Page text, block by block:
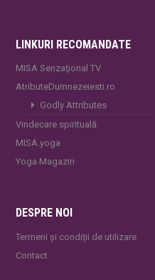
LINKURI RECOMANDATE
MISA Senzaţional TV
AtributeDumnezeiesti.ro
Godly Attributes
Vindecare spirituală
MISA.yoga
Yoga Magazin
DESPRE NOI
Termeni și condiții de utilizare
Contact